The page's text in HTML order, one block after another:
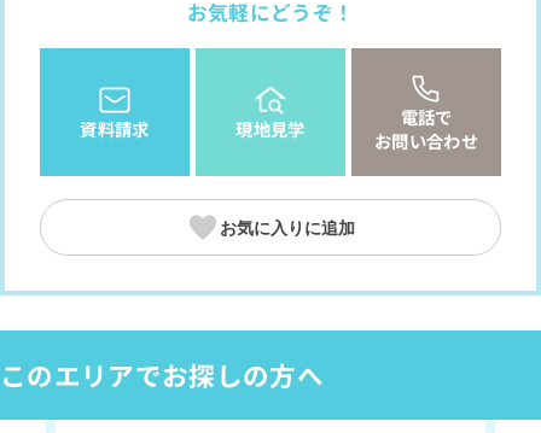
お気軽にどうぞ！
資料請求 現地見学
電話で
お問い合わせ
お気に入りに追加
このエリアでお探しの方へ